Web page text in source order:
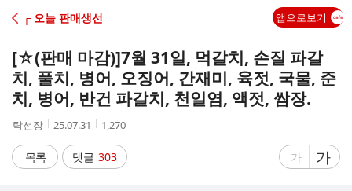
C
A
┌ 오늘 판매생선 앱으로보기
[☆(판매 마감)]7월 31일, 먹갈치, 손질 파갈
치, 풀치, 병어, 오징어, 간재미, 육젓, 국물, 준
치, 병어, 반건 파갈치, 천일염, 액젓, 쌈장.
작
자
탁선장
작
시
간
25.07.31
조
수
1,270
목록 댓글 303
글
가
글
자
가